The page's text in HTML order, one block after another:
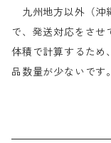
九州地方以外（沖
で、発送対応をさせ
体積で計算するため
品数量が少ないです。